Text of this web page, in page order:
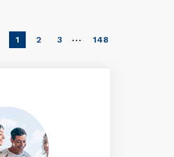
1 2 3 … 148